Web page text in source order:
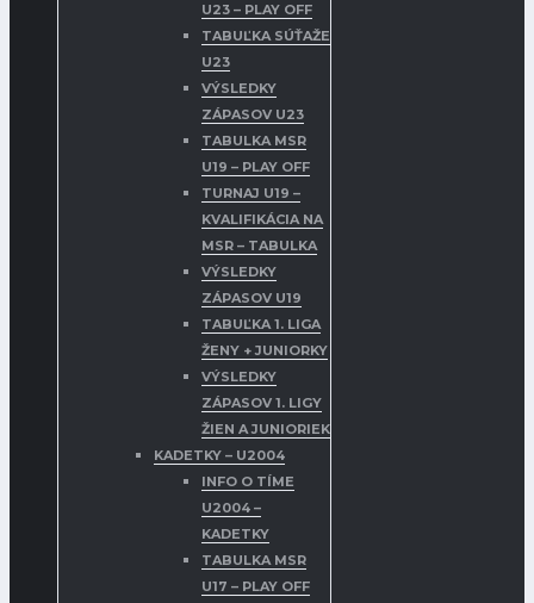
U23 – PLAY OFF
TABUĽKA SÚŤAŽE
U23
VÝSLEDKY
ZÁPASOV U23
TABULKA MSR
U19 – PLAY OFF
TURNAJ U19 –
KVALIFIKÁCIA NA
MSR – TABULKA
VÝSLEDKY
ZÁPASOV U19
TABUĽKA 1. LIGA
ŽENY + JUNIORKY
VÝSLEDKY
ZÁPASOV 1. LIGY
ŽIEN A JUNIORIEK
KADETKY – U2004
INFO O TÍME
U2004 –
KADETKY
TABULKA MSR
U17 – PLAY OFF